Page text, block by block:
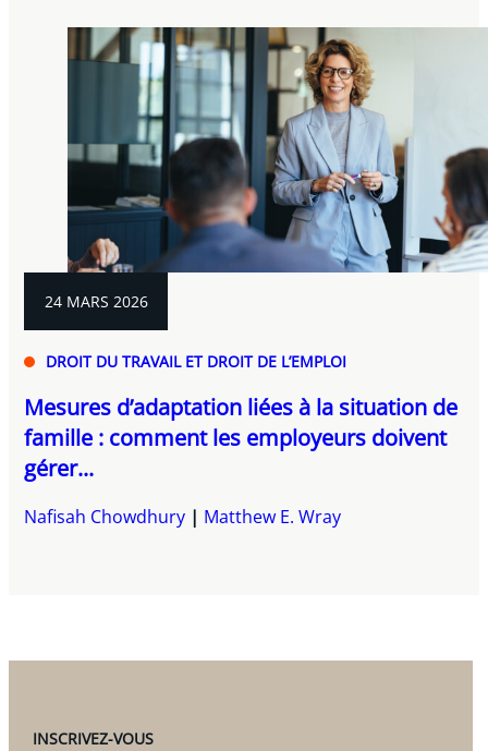
24 MARS 2026
DROIT DU TRAVAIL ET DROIT DE L’EMPLOI
Mesures d’adaptation liées à la situation de
famille : comment les employeurs doivent
gérer...
Nafisah Chowdhury Matthew E. Wray
INSCRIVEZ-VOUS